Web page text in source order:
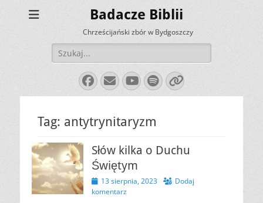
Badacze Biblii
Chrześcijański zbór w Bydgoszczy
Szukaj:
Facebook
E-
mail
YouTube
Spotify
Link
Tag: antytrynitaryzm
Słów kilka o Duchu
Świętym
Opublikowano
13 sierpnia, 2023
Dodaj
komentarz